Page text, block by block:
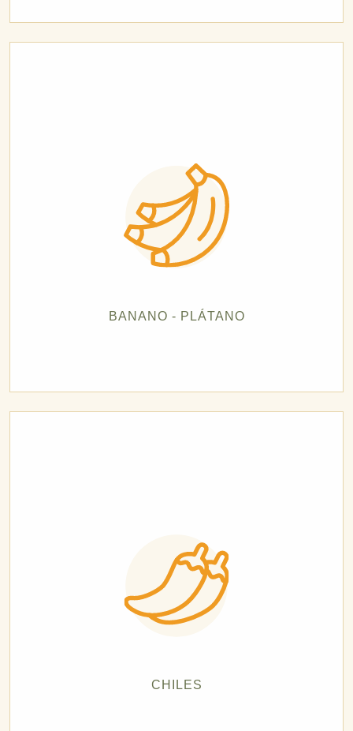
BANANO - PLÁTANO
CHILES